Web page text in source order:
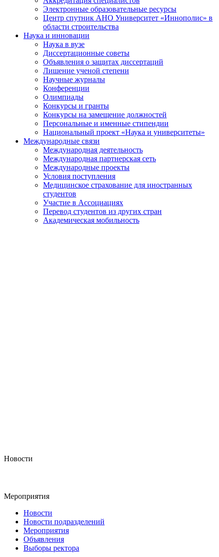
Электронные образовательные ресурсы
Центр спутник АНО Университет «Иннополис» в
области строительства
Наука и инновации
Наука в вузе
Диссертационные советы
Объявления о защитах диссертаций
Лишение ученой степени
Научные журналы
Конференции
Олимпиады
Конкурсы и гранты
Конкурсы на замещение должностей
Персональные и именные стипендии
Национальный проект «Наука и университеты»
Международные связи
Международная деятельность
Международная партнерская сеть
Международные проекты
Условия поступления
Медицинское страхование для иностранных
студентов
Участие в Ассоциациях
Перевод студентов из других стран
Академическая мобильность
Новости
Мероприятия
Новости
Новости подразделений
Мероприятия
Объявления
Выборы ректора